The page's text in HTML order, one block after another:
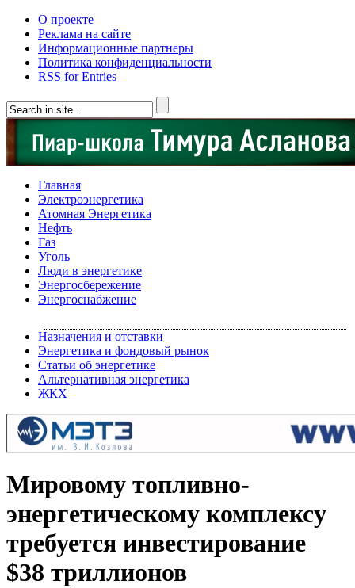
О проекте
Реклама на сайте
Информационные партнеры
Политика конфиденциальности
RSS for Entries
Главная
Электроэнергетика
Атомная Энергетика
Нефть
Газ
Уголь
Люди в энергетике
Энергосбережение
Энергоснабжение
Назначения и отставки
Энергетика и фондовый рынок
Статьи об энергетике
Альтернативная энергетика
ЖКХ
Мировому топливно-
энергетическому комплексу
требуется инвестирование
$38 триллионов